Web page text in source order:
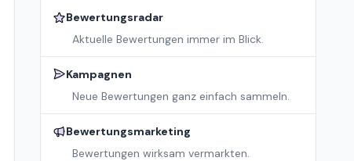
Bewertungsradar
Aktuelle Bewertungen immer im Blick.
Kampagnen
Neue Bewertungen ganz einfach sammeln.
Bewertungsmarketing
Bewertungen wirksam vermarkten.